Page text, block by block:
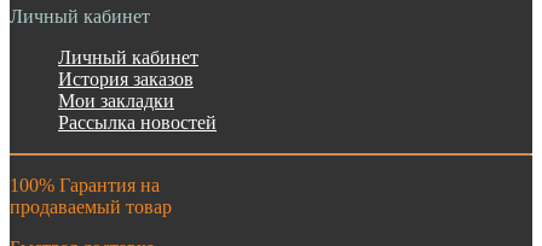
Личный кабинет
Личный кабинет
История заказов
Мои закладки
Рассылка новостей
100% Гарантия на
продаваемый товар